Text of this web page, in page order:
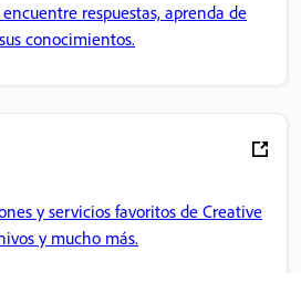
respuestas, aprenda de
conocimientos.
y servicios favoritos de Creative
y mucho más.